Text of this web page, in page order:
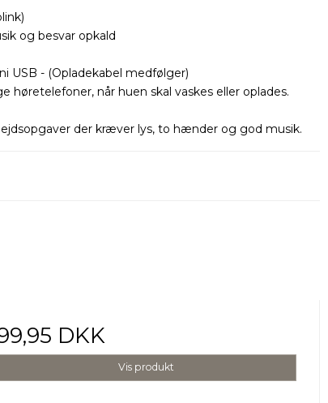
og besvar opkald
USB - (Opladekabel medfølger)
høretelefoner, når huen skal vaskes eller oplades.
der kræver lys, to hænder og god musik.
DKK
Vis produkt